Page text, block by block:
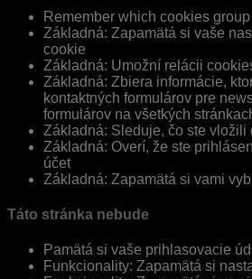
Remember which cookies
Základná: Zapamätá si vaše
cookie
Základná: Umožní relácii
Základná: Zbiera informácie,
kontaktných formulárov pre
formulárov na všetkých
Základná: Sleduje, čo ste vložili
Základná: Overí, že ste
účet
Základná: Zapamätá si vami
Táto stránka nebude
Pamätá si vaše prihlasovacie
Funkcionality: Zapamätá si